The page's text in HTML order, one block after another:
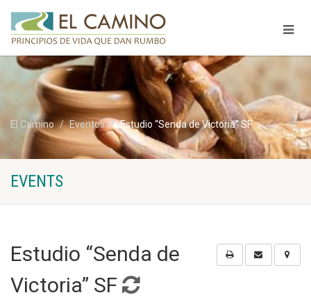
El Camino Eventos Estudio “Senda de Victoria” SF
EVENTS
Estudio “Senda de
Victoria” SF